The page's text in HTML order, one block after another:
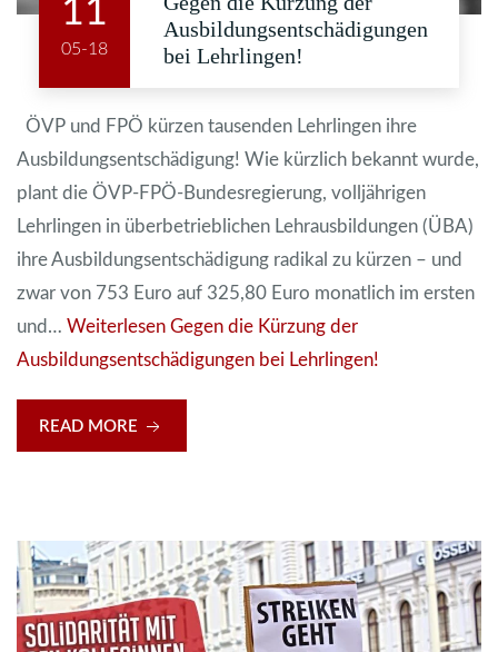
11
05-18
Ausbildungsentschädigungen
bei Lehrlingen!
ÖVP und FPÖ kürzen tausenden Lehrlingen ihre
Ausbildungsentschädigung! Wie kürzlich bekannt wurde,
plant die ÖVP-FPÖ-Bundesregierung, volljährigen
Lehrlingen in überbetrieblichen Lehrausbildungen (ÜBA)
ihre Ausbildungsentschädigung radikal zu kürzen – und
zwar von 753 Euro auf 325,80 Euro monatlich im ersten
und… Weiterlesen Gegen die Kürzung der
Ausbildungsentschädigungen bei Lehrlingen!
READ MORE